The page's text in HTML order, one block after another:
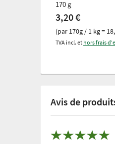
170 g
3,20 €
(par 170g / 1 kg =
TVA incl. et hors frais
Avis de